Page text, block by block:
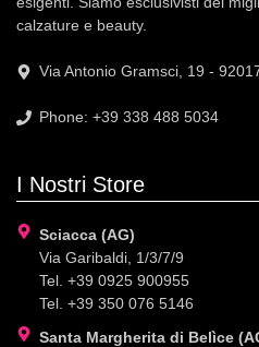
calzature e beauty.
Via Antonio Gramsci, 19 -
Phone: +39 338 488 5034
I Nostri Store
Sciacca (AG)
Via Garibaldi, 1/3/7/9
Tel. +39 0925 900955
Tel. +39 350 076 5146
Santa Margherita di Belìce